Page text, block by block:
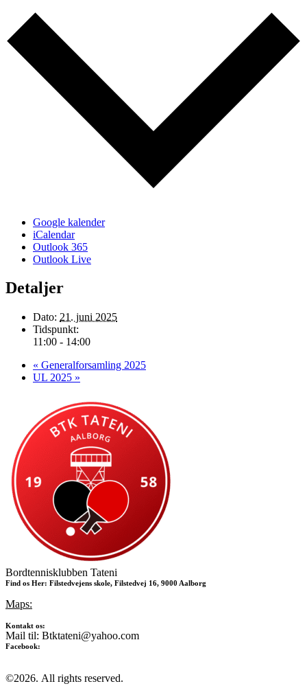
Google kalender
iCalendar
Outlook 365
Outlook Live
Detaljer
Dato: 21. juni 2025
Tidspunkt:
11:00 - 14:00
« Generalforsamling 2025
UL 2025 »
Bordtennisklubben Tateni
Find os Her: Filstedvejens skole, Filstedvej 16, 9000 Aalborg
Maps:
Kontakt os:
Mail til: Btktateni@yahoo.com
Facebook:
©2026. All rights reserved.